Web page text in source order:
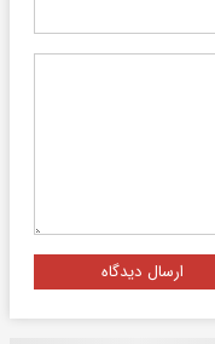
ارسال دیدگاه